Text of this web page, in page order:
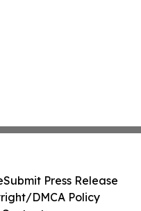
Submit Press Release
DMCA Policy